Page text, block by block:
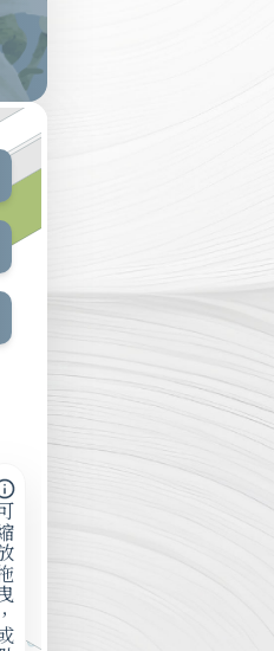
或點擊